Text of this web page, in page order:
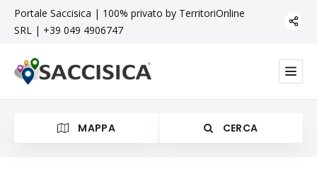
Portale Saccisica | 100% privato by TerritoriOnline
SRL | +39 049 4906747
MAPPA CERCA